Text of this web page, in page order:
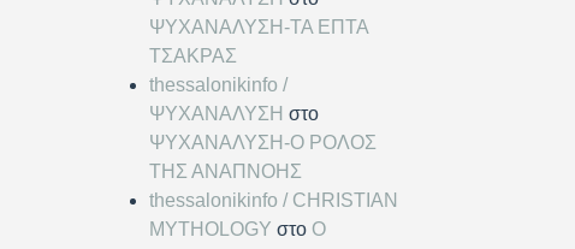
ΨΥΧΑΝΑΛΥΣΗ-ΤΑ ΕΠΤΑ
ΤΣΑΚΡΑΣ
thessalonikinfo /
ΨΥΧΑΝΑΛΥΣΗ στο
ΨΥΧΑΝΑΛΥΣΗ-Ο ΡΟΛΟΣ
ΤΗΣ ΑΝΑΠΝΟΗΣ
thessalonikinfo / CHRISTIAN
MYTHOLOGY στο Ο